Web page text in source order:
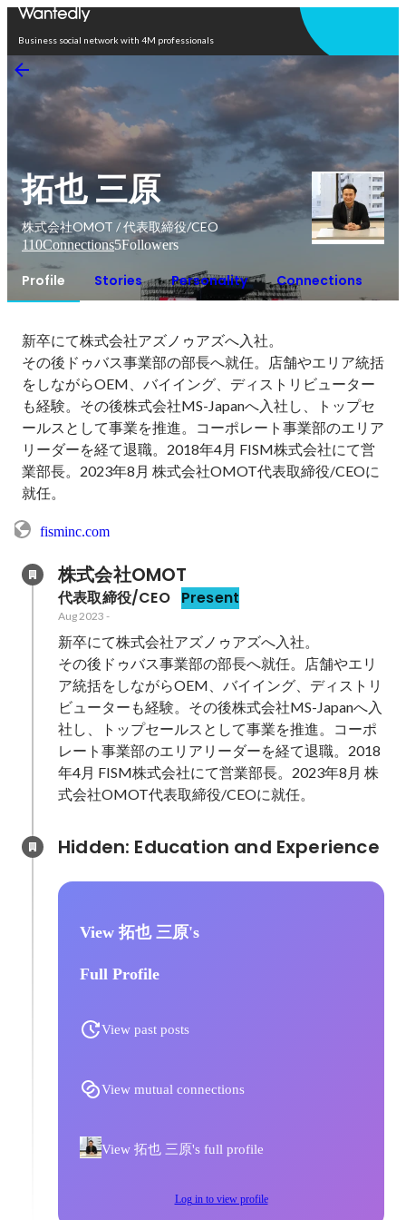
Business social network with 4M professionals
拓也 三原
株式会社OMOT / 代表取締役/CEO
110Connections5Followers
Profile Stories Personality Connections
新卒にて株式会社アズノゥアズへ入社。
その後ドゥバス事業部の部長へ就任。店舗やエリア統括
をしながらOEM、バイイング、ディストリビューター
も経験。その後株式会社MS-Japanへ入社し、トップセ
ールスとして事業を推進。コーポレート事業部のエリア
リーダーを経て退職。2018年4月 FISM株式会社にて営
業部長。2023年8月 株式会社OMOT代表取締役/CEOに
就任。
fisminc.com
株式会社OMOT
代表取締役/CEO Present
Aug 2023 -
新卒にて株式会社アズノゥアズへ入社。
その後ドゥバス事業部の部長へ就任。店舗やエリ
ア統括をしながらOEM、バイイング、ディストリ
ビューターも経験。その後株式会社MS-Japanへ入
社し、トップセールスとして事業を推進。コーポ
レート事業部のエリアリーダーを経て退職。2018
年4月 FISM株式会社にて営業部長。2023年8月 株
式会社OMOT代表取締役/CEOに就任。
View 拓也 三原's
Full Profile
View past posts
View mutual connections
View 拓也 三原's full profile
Log in to view profile